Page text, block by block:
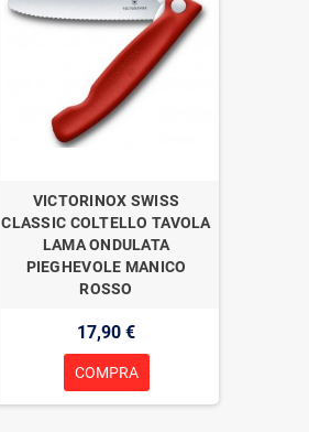
VICTORINOX SWISS
CLASSIC COLTELLO TAVOLA
LAMA ONDULATA
PIEGHEVOLE MANICO
ROSSO
17,90 €
COMPRA